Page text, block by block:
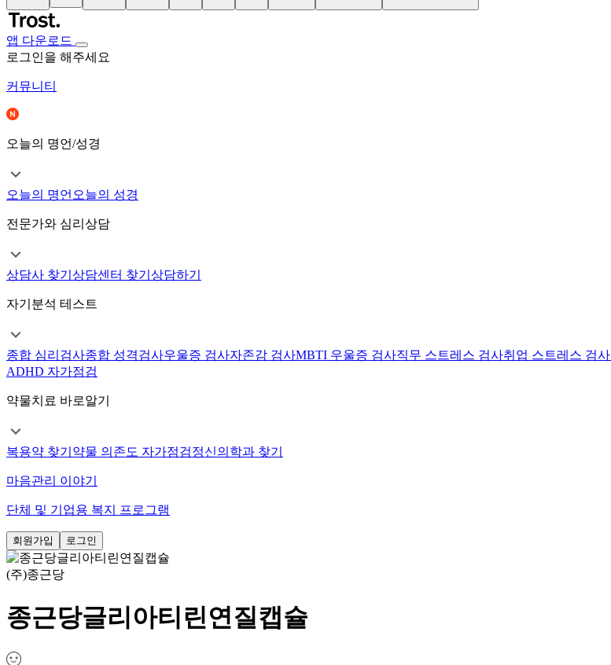
앱 다운로드
로그인을 해주세요
커뮤니티
오늘의 명언/성경
오늘의 명언 오늘의 성경
전문가와 심리상담
상담사 찾기 상담센터 찾기 상담하기
자기분석 테스트
종합 심리검사종합 성격검사우울증 검사자존감 검사MBTI 우울증 검사직무 스트레스 검사취업 스트레스 검사
ADHD 자가점검
약물치료 바로알기
복용약 찾기 약물 의존도 자가점검정신의학과 찾기
마음관리 이야기
단체 및 기업용 복지 프로그램
회원가입 로그인
(주)종근당
종근당글리아티린연질캡슐